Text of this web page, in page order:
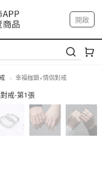
淡水捷運站
八里海巡基地
園青埔置地廣場
開啟
我的帳戶
幸福枷鎖×情侶對戒